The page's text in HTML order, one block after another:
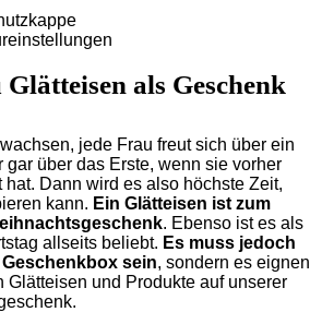
als Geschenk
jede Frau freut sich über ein
gar über das Erste, wenn sie vorher
Dann wird es also höchste Zeit,
kann. Ein Glätteisen ist zum
. Ebenso ist es als
allseits beliebt. Es muss jedoch
sein, sondern es eignen
Glätteisen und Produkte auf unserer